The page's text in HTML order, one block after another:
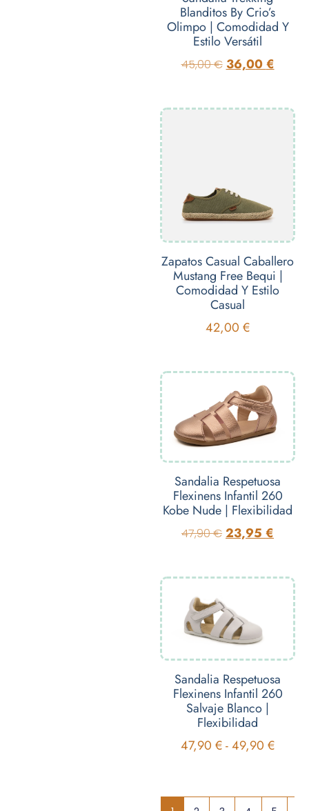
Blanditos By Crio’s
Olimpo | Comodidad Y
Estilo Versátil
45,00€ 36,00€
Zapatos Casual Caballero
Mustang Free Bequi |
Comodidad Y Estilo
Casual
42,00€
Sandalia Respetuosa
Flexinens Infantil 260
Kobe Nude | Flexibilidad
47,90€ 23,95€
Sandalia Respetuosa
Flexinens Infantil 260
Salvaje Blanco |
Flexibilidad
47,90€-49,90€